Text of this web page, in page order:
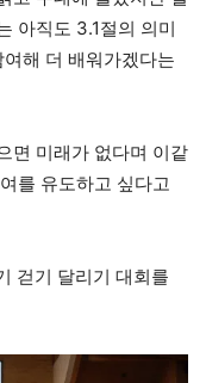
아직도 3.1절의 의미
해 더 배워가겠다는
면 미래가 없다며 이같
를 유도하고 싶다고
걷기 달리기 대회를